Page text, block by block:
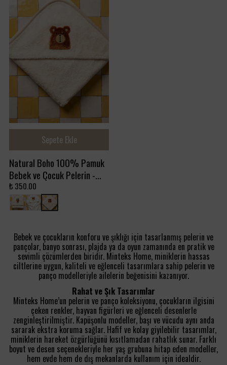
Sepete Ekle
Natural Boho 100% Pamuk
Bebek ve Çocuk Pelerin -
Ayıcık
₺ 350.00
Bebek ve çocukların konforu ve şıklığı için tasarlanmış pelerin ve
pançolar, banyo sonrası, plajda ya da oyun zamanında en pratik ve
sevimli çözümlerden biridir. Minteks Home, miniklerin hassas
ciltlerine uygun, kaliteli ve eğlenceli tasarımlara sahip pelerin ve
panço modelleriyle ailelerin beğenisini kazanıyor.
Rahat ve Şık Tasarımlar
Minteks Home’un pelerin ve panço koleksiyonu, çocukların ilgisini
çeken renkler, hayvan figürleri ve eğlenceli desenlerle
zenginleştirilmiştir. Kapüşonlu modeller, başı ve vücudu aynı anda
sararak ekstra koruma sağlar. Hafif ve kolay giyilebilir tasarımlar,
miniklerin hareket özgürlüğünü kısıtlamadan rahatlık sunar. Farklı
boyut ve desen seçenekleriyle her yaş grubuna hitap eden modeller,
hem evde hem de dış mekanlarda kullanım için idealdir.